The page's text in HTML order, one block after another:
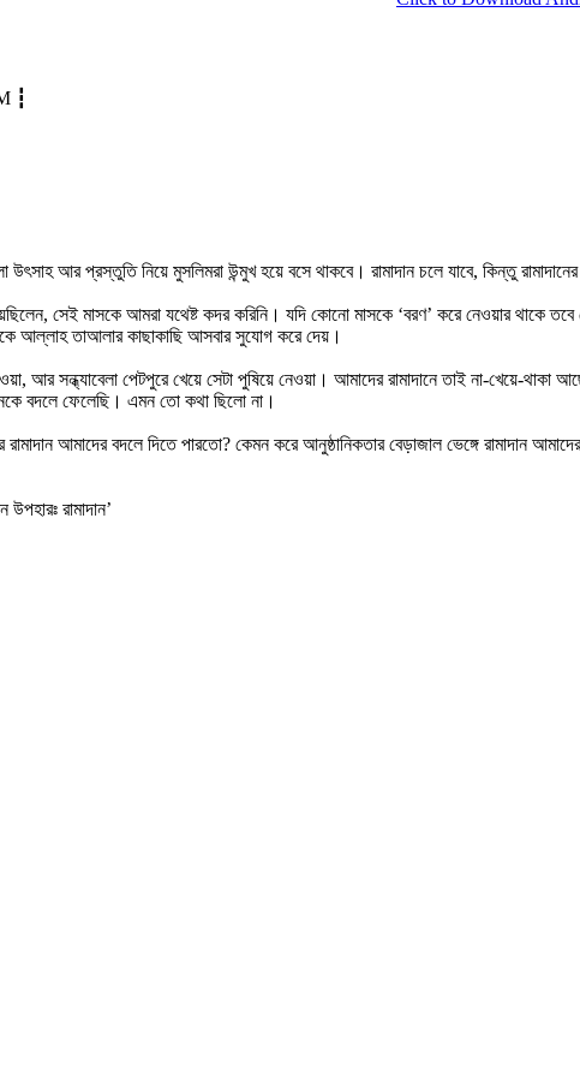
┇
আর প্রস্তুতি নিয়ে মুসলিমরা উন্মুখ হয়ে বসে থাকবে। রামাদান চলে যাবে, কিন্তু
সেই মাসকে আমরা যথেষ্ট কদর করিনি। যদি কোনো মাসকে ‘বরণ’ করে নেওয়ার থাকে তবে
আল্লাহ তাআলার কাছাকাছি আসবার সুযোগ করে দেয়।
আর সন্ধ্যাবেলা পেটপুরে খেয়ে সেটা পুষিয়ে নেওয়া। আমাদের রামাদানে তাই না-খেয়ে-
বদলে ফেলেছি। এমন তো কথা ছিলো না।
আমাদের বদলে দিতে পারতো? কেমন করে আনুষ্ঠানিকতার বেড়াজাল ভেঙ্গে রামাদান
রামাদান’